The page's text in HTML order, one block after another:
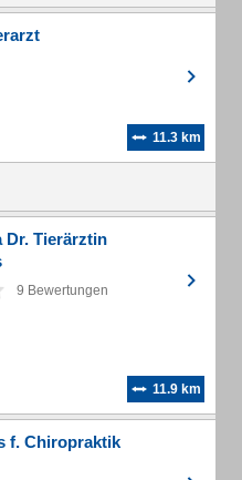
11.3 km
Dr. Tierärztin
9 Bewertungen
11.9 km
f. Chiropraktik